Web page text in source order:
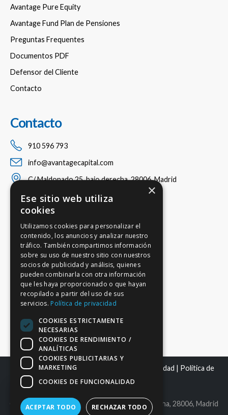
Avantage Pure Equity
Avantage Fund Plan de Pensiones
Preguntas Frequentes
Documentos PDF
Defensor del Cliente
Contacto
Contacto
910 596 793
info@avantagecapital.com
C/ Maldonado 25, bajo derecha, 28006, Madrid
Mapa del sitio|Aviso Legal Política de Privacidad | Política de
Cookies
C.I.F. B86980612 | C/ Maldonado 25, bajo derecha, 28006, Madrid
×
Ese sitio web utiliza
cookies
Utilizamos cookies para personalizar el
contenido, los anuncios y analizar nuestro
tráfico. También compartimos información
sobre su uso de nuestro sitio con nuestros
socios de publicidad y análisis, quienes
pueden combinarla con otra información
que les haya proporcionado o que hayan
recopilado a partir del uso de sus
servicios. Política de privacidad
COOKIES ESTRICTAMENTE
NECESARIAS
COOKIES DE RENDIMIENTO /
ANALÍTICAS
COOKIES PUBLICITARIAS Y
MARKETING
COOKIES DE FUNCIONALIDAD
ACEPTAR TODO RECHAZAR TODO